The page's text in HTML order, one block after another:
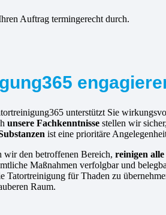
Auftrag termingerecht durch.
unterstützt Sie
unsere Fachkenntnisse stellen wir
ist eine prioritäre
wir den betroffenen Bereich, reinigen
Maßnahmen verfolgbar und
Tatortreinigung für Thaden zu
Raum.